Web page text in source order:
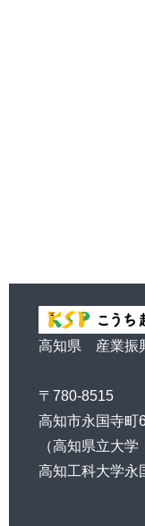
高知県 産業振
〒780-8515
高知市永国寺町
（高知県立大学
高知工科大学永